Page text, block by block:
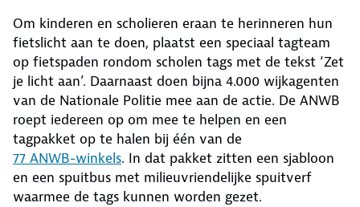
Om kinderen en scholieren eraan te herinneren hun
fietslicht aan te doen, plaatst een speciaal tagteam
op fietspaden rondom scholen tags met de tekst ‘Zet
je licht aan’. Daarnaast doen bijna 4.000 wijkagenten
van de Nationale Politie mee aan de actie. De ANWB
roept iedereen op om mee te helpen en een
tagpakket op te halen bij één van de
77 ANWB-winkels. In dat pakket zitten een sjabloon
en een spuitbus met milieuvriendelijke spuitverf
waarmee de tags kunnen worden gezet.